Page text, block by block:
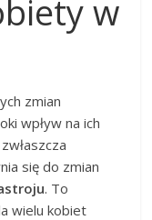
w
zmian
wpływ na ich
się do zmian
. To
wielu kobiet